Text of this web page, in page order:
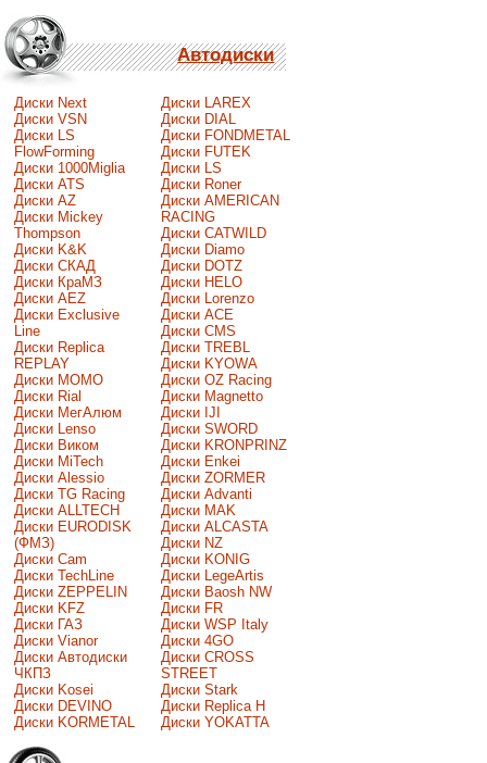
Автодиски
Диски Next
Диски VSN
Диски LS
FlowForming
Диски 1000Miglia
Диски ATS
Диски AZ
Диски Mickey
Thompson
Диски K&K
Диски СКАД
Диски КраМЗ
Диски AEZ
Диски Exclusive
Line
Диски Replica
REPLAY
Диски MOMO
Диски Rial
Диски МегАлюм
Диски Lenso
Диски Виком
Диски MiTech
Диски Alessio
Диски TG Racing
Диски ALLTECH
Диски EURODISK
(ФМЗ)
Диски Cam
Диски TechLine
Диски ZEPPELIN
Диски KFZ
Диски ГАЗ
Диски Vianor
Диски Автодиски
ЧКПЗ
Диски Kosei
Диски DEVINO
Диски KORMETAL
Диски LAREX
Диски DIAL
Диски FONDMETAL
Диски FUTEK
Диски LS
Диски Roner
Диски AMERICAN
RACING
Диски CATWILD
Диски Diamo
Диски DOTZ
Диски HELO
Диски Lorenzo
Диски ACE
Диски CMS
Диски TREBL
Диски KYOWA
Диски OZ Racing
Диски Magnetto
Диски IJI
Диски SWORD
Диски KRONPRINZ
Диски Enkei
Диски ZORMER
Диски Advanti
Диски MAK
Диски ALCASTA
Диски NZ
Диски KONIG
Диски LegeArtis
Диски Baosh NW
Диски FR
Диски WSP Italy
Диски 4GO
Диски CROSS
STREET
Диски Stark
Диски Replica H
Диски YOKATTA